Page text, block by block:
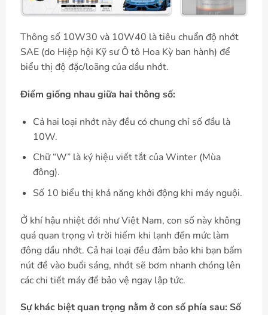
Thông số 10W30 và 10W40 là tiêu chuẩn độ nhớt
SAE (do Hiệp hội Kỹ sư Ô tô Hoa Kỳ ban hành) để
biểu thị độ đặc/loãng của dầu nhớt.
Điểm giống nhau giữa hai thông số:
Cả hai loại nhớt này đều có chung chỉ số đầu là
10W.
Chữ “W” là ký hiệu viết tắt của Winter (Mùa
đông).
Số 10 biểu thị khả năng khởi động khi máy nguội.
Ở khí hậu nhiệt đới như Việt Nam, con số này không
quá quan trọng vì trời hiếm khi lạnh đến mức làm
đông dầu nhớt. Cả hai loại đều đảm bảo khi bạn bấm
nút đề vào buổi sáng, nhớt sẽ bơm nhanh chóng lên
các chi tiết máy để bảo vệ ngay lập tức.
Sự khác biệt quan trọng nằm ở con số phía sau: Số